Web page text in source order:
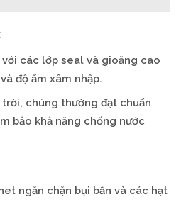
các lớp seal và gioăng cao
độ ẩm xâm nhập.
chúng thường đạt chuẩn
bảo khả năng chống nước
ngăn chặn bụi bẩn và các hạt